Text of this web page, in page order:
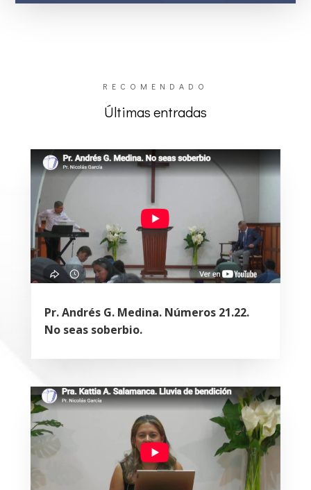
RECOMENDADO
Últimas entradas
Pr. Andrés G. Medina. Números 21.22.
No seas soberbio.